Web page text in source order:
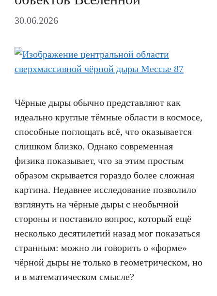
30.06.2026
Чёрные дыры обычно представляют как
идеально круглые тёмные области в космосе,
способные поглощать всё, что оказывается
слишком близко. Однако современная
физика показывает, что за этим простым
образом скрывается гораздо более сложная
картина. Недавнее исследование позволило
взглянуть на чёрные дыры с необычной
стороны и поставило вопрос, который ещё
несколько десятилетий назад мог показаться
странным: можно ли говорить о «форме»
чёрной дыры не только в геометрическом, но
и в математическом смысле?